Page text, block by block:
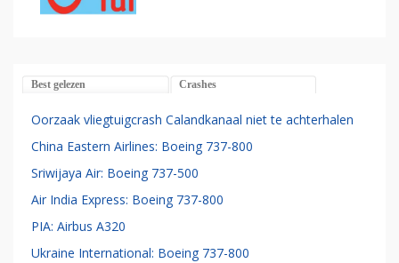
Best gelezen Crashes
Oorzaak vliegtuigcrash Calandkanaal niet te achterhalen
China Eastern Airlines: Boeing 737-800
Sriwijaya Air: Boeing 737-500
Air India Express: Boeing 737-800
PIA: Airbus A320
Ukraine International: Boeing 737-800